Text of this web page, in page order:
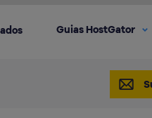
Guias HostGator